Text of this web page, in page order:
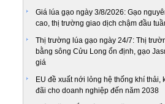
Giá lúa gạo ngày 3/8/2026: Gạo
cao, thị trường giao dịch chậm đầu
Thị trường lúa gạo ngày 24/7: Thị
bằng sông Cửu Long ổn định, gạo
giá
EU đề xuất nới lỏng hệ thống khí thải,
đãi cho doanh nghiệp đến năm 2038